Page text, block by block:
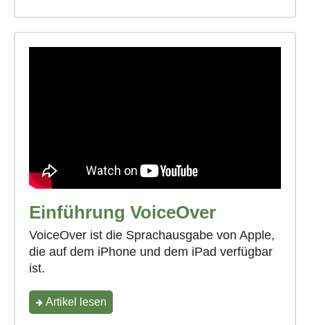
begann"
Einführung VoiceOver
VoiceOver ist die Sprachausgabe von Apple,
die auf dem iPhone und dem iPad verfügbar
ist.
Artikel lesen"Einführung